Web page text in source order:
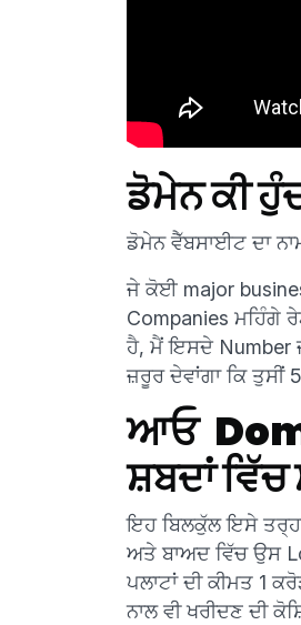
ਡੋਮੇਨ ਕੀ
ਡੋਮੇਨ ਵੈੱਬਸਾਈਟ ਦਾ
ਜੇ ਕੋਈ major
Companies ਮਹਿੰਗੇ
ਹੈ, ਮੈਂ ਇਸਦੇ Number
ਜ਼ਰੂਰ ਦੇਵਾਂਗਾ ਕਿ
ਆਓ
ਸ਼ਬਦਾਂ
ਇਹ ਬਿਲਕੁੱਲ ਇਸੇ
ਅਤੇ ਬਾਅਦ ਵਿੱਚ ਉਸ
ਪਲਾਟਾਂ ਦੀ ਕੀਮਤ 1
ਨਾਲ ਵੀ ਖਰੀਦਣ ਦੀ